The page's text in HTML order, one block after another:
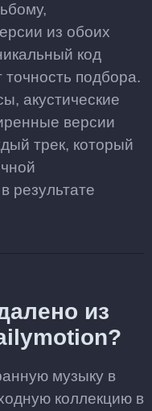
из обоих
код
подбора.
акустические
версии
трек, который
результате
из
музыку в
коллекцию в